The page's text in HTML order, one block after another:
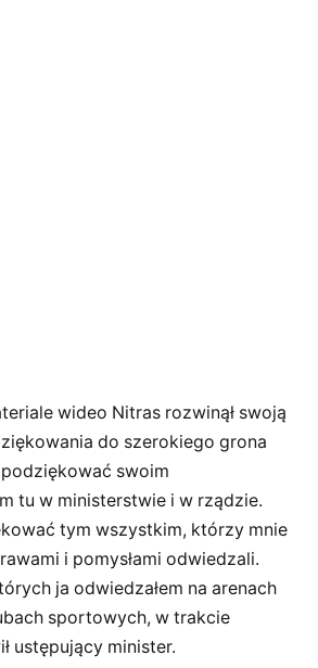
wideo Nitras rozwinął swoją
do szerokiego grona
podziękować swoim
tu w ministerstwie i w rządzie.
tym wszystkim, którzy mnie
i pomysłami odwiedzali.
ja odwiedzałem na arenach
sportowych, w trakcie
ustępujący minister.